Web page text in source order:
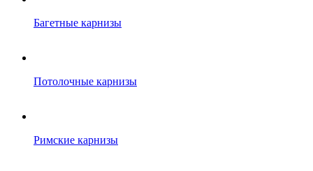
Багетные карнизы
Потолочные карнизы
Римские карнизы